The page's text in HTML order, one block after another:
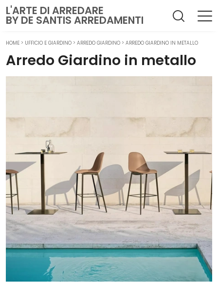
L'ARTE DI ARREDARE
BY DE SANTIS ARREDAMENTI
HOME > UFFICIO E GIARDINO > ARREDO GIARDINO > ARREDO GIARDINO IN METALLO
Arredo Giardino in metallo